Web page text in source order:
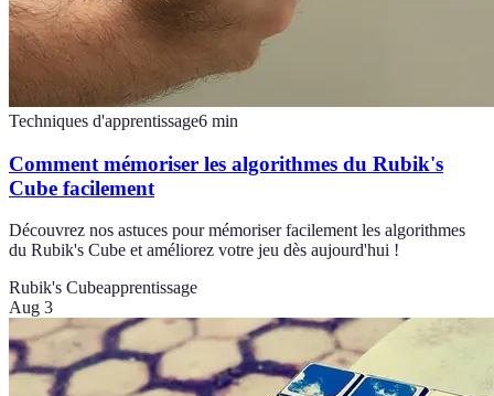
Techniques d'apprentissage6 min
Comment mémoriser les algorithmes du Rubik's
Cube facilement
Découvrez nos astuces pour mémoriser facilement les algorithmes
du Rubik's Cube et améliorez votre jeu dès aujourd'hui !
Rubik's Cubeapprentissage
Aug 3